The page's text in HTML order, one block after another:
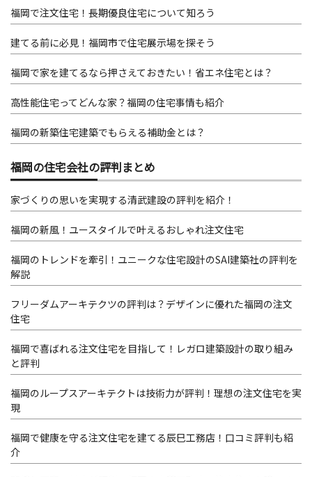
福岡で注文住宅！長期優良住宅について知ろう
建てる前に必見！福岡市で住宅展示場を探そう
福岡で家を建てるなら押さえておきたい！省エネ住宅とは？
高性能住宅ってどんな家？福岡の住宅事情も紹介
福岡の新築住宅建築でもらえる補助金とは？
福岡の住宅会社の評判まとめ
家づくりの思いを実現する清武建設の評判を紹介！
福岡の新風！ユースタイルで叶えるおしゃれ注文住宅
福岡のトレンドを牽引！ユニークな住宅設計のSAI建築社の評判を
解説
フリーダムアーキテクツの評判は？デザインに優れた福岡の注文
住宅
福岡で喜ばれる注文住宅を目指して！レガロ建築設計の取り組み
と評判
福岡のループスアーキテクトは技術力が評判！理想の注文住宅を実
現
福岡で健康を守る注文住宅を建てる辰巳工務店！口コミ評判も紹
介